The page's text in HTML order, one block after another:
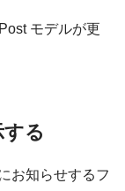
モデルが更
る
お知らせするフ